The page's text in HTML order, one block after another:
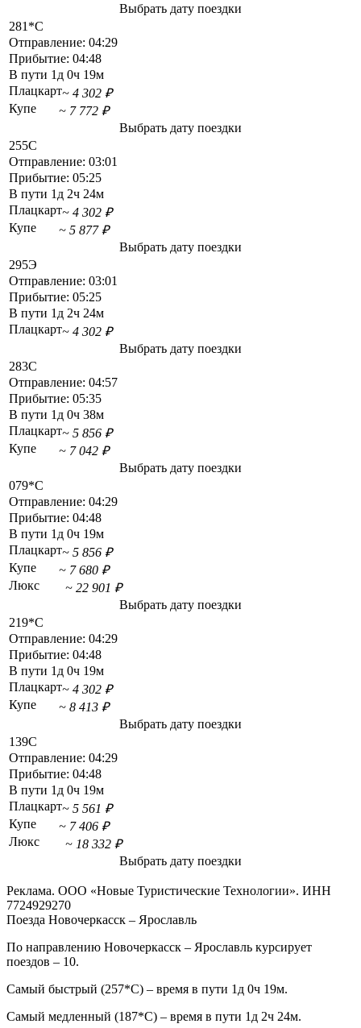
Выбрать дату поездки
281*С
Отправление: 04:29
Прибытие: 04:48
В пути 1д 0ч 19м
Плацкарт~ 4 302 ₽
Купе
~ 7 772 ₽
Выбрать дату поездки
255С
Отправление: 03:01
Прибытие: 05:25
В пути 1д 2ч 24м
Плацкарт~ 4 302 ₽
Купе
~ 5 877 ₽
Выбрать дату поездки
295Э
Отправление: 03:01
Прибытие: 05:25
В пути 1д 2ч 24м
Плацкарт~ 4 302 ₽
Выбрать дату поездки
283С
Отправление: 04:57
Прибытие: 05:35
В пути 1д 0ч 38м
Плацкарт~ 5 856 ₽
Купе
~ 7 042 ₽
Выбрать дату поездки
079*С
Отправление: 04:29
Прибытие: 04:48
В пути 1д 0ч 19м
Плацкарт~ 5 856 ₽
Купе
~ 7 680 ₽
Люкс
~ 22 901 ₽
Выбрать дату поездки
219*С
Отправление: 04:29
Прибытие: 04:48
В пути 1д 0ч 19м
Плацкарт~ 4 302 ₽
Купе
~ 8 413 ₽
Выбрать дату поездки
139С
Отправление: 04:29
Прибытие: 04:48
В пути 1д 0ч 19м
Плацкарт~ 5 561 ₽
Купе
~ 7 406 ₽
Люкс
~ 18 332 ₽
Выбрать дату поездки
Реклама. ООО «Новые Туристические Технологии». ИНН
7724929270
Поезда Новочеркасск – Ярославль
По направлению Новочеркасск – Ярославль курсирует
поездов – 10.
Самый быстрый (257*С) – время в пути 1д 0ч 19м.
Самый медленный (187*С) – время в пути 1д 2ч 24м.